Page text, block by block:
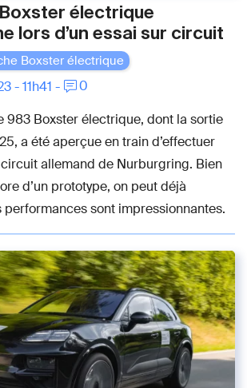
électrique
lors d’un essai sur circuit
Boxster électrique
- 11h41 -
0
983 Boxster électrique, dont la sortie
a été aperçue en train d’effectuer
allemand de Nurburgring. Bien
d’un prototype, on peut déjà
sont impressionnantes.